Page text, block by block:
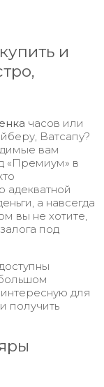
и
часов или
Ватсапу?
вам
«Премиум» в
адекватной
а навсегда
вы не хотите,
под
для
получить